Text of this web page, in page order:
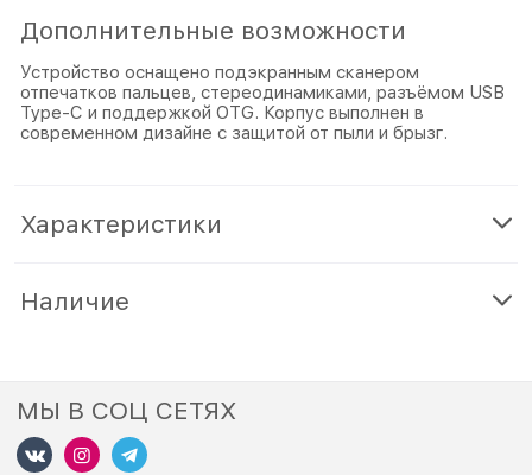
Дополнительные возможности
Устройство оснащено подэкранным сканером
отпечатков пальцев, стереодинамиками, разъёмом USB
Type-C и поддержкой OTG. Корпус выполнен в
современном дизайне с защитой от пыли и брызг.
Характеристики
Наличие
МЫ В СОЦ СЕТЯХ